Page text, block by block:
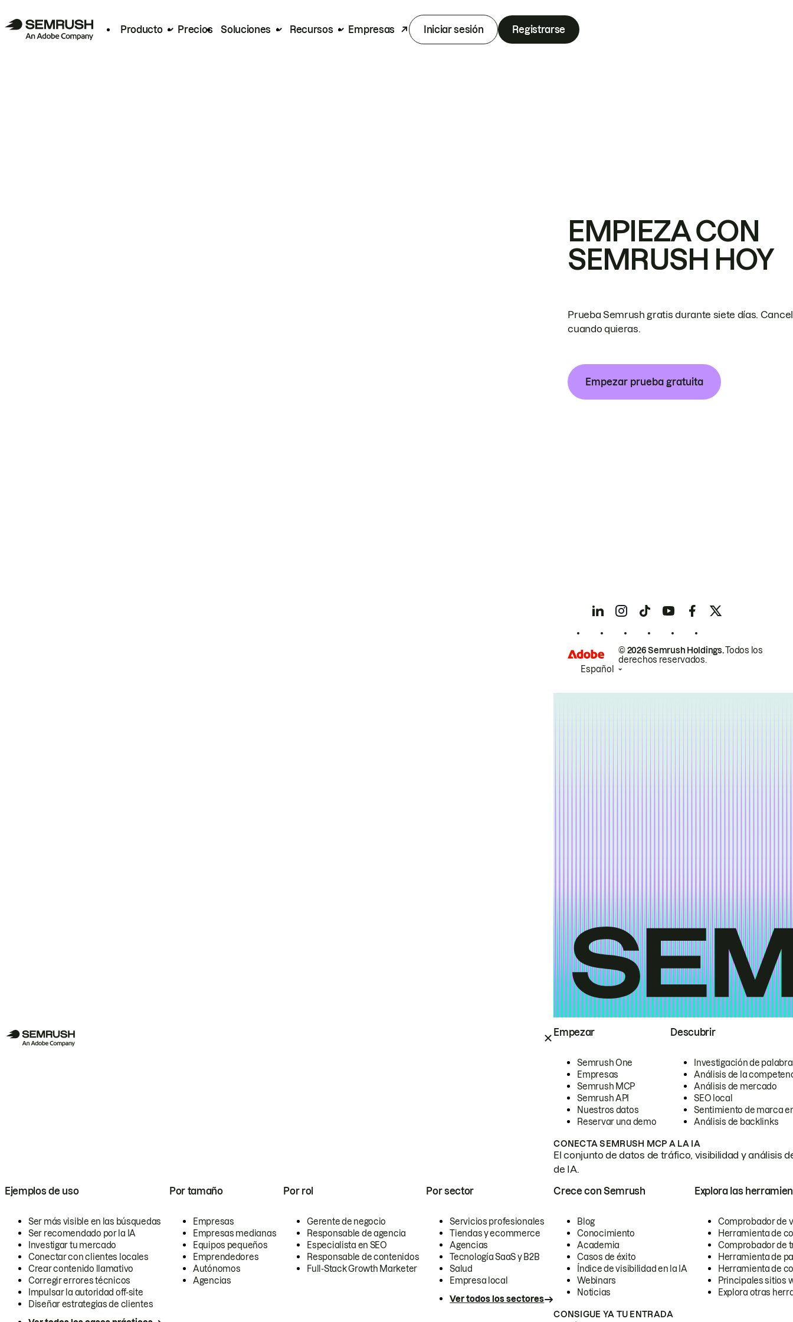
Producto Precios Soluciones Recursos Empresas Iniciar sesión Registrarse
Empezar
Semrush One
Empresas
Semrush MCP
Semrush API
Nuestros datos
Reservar una demo
Descubrir
Investigación de
Análisis de la
Análisis de mercado
SEO local
Sentimiento de marca
Análisis de backlinks
CONECTA SEMRUSH MCP A LA IA
El conjunto de datos de tráfico, visibilidad y análisis
de IA.
Ejemplos de uso
Ser más visible en las búsquedas
Ser recomendado por la IA
Investigar tu mercado
Conectar con clientes locales
Crear contenido llamativo
Corregir errores técnicos
Impulsar la autoridad off-site
Diseñar estrategias de clientes
Por tamaño
Empresas
Empresas medianas
Equipos pequeños
Emprendedores
Autónomos
Agencias
Por rol
Gerente de negocio
Responsable de agencia
Especialista en SEO
Responsable de contenidos
Full-Stack Growth Marketer
Por sector
Servicios profesionales
Tiendas y ecommerce
Agencias
Tecnología SaaS y B2B
Salud
Empresa local
Ver todos los sectores
Crece con Semrush
Blog
Conocimiento
Academia
Casos de éxito
Índice de visibilidad en la IA
Webinars
Noticias
Explora las
Comprobador de
Herramienta de
Comprobador de
Herramienta de
Herramienta de
Principales sitios
Explora otras
CONSIGUE YA TU ENTRADA
EMPIEZA CON
SEMRUSH HOY
Prueba Semrush gratis durante siete días.
cuando quieras.
Empezar prueba gratuita
© 2026 Semrush Holdings.Todos los
derechos reservados.
Español